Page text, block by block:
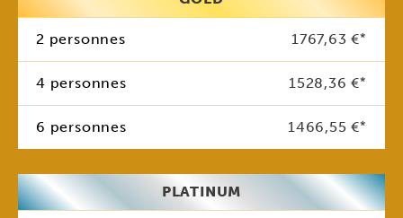
2 personnes 1767,63 €*
4 personnes 1528,36 €*
6 personnes 1466,55 €*
PLATINUM